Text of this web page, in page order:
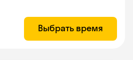
Выбрать время